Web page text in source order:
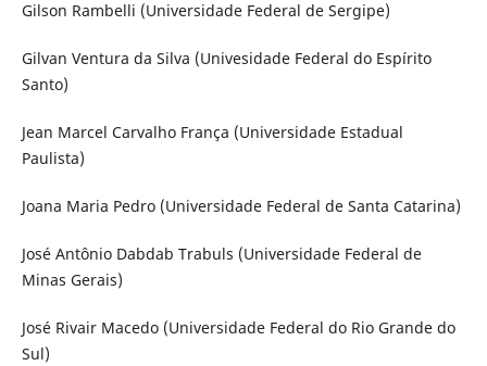
Gilson Rambelli (Universidade Federal de Sergipe)
Gilvan Ventura da Silva (Univesidade Federal do Espírito
Santo)
Jean Marcel Carvalho França (Universidade Estadual
Paulista)
Joana Maria Pedro (Universidade Federal de Santa Catarina)
José Antônio Dabdab Trabuls (Universidade Federal de
Minas Gerais)
José Rivair Macedo (Universidade Federal do Rio Grande do
Sul)